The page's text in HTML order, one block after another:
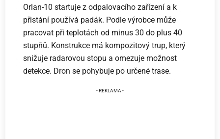
Orlan-10 startuje z odpalovacího zařízení a k
přistání používá padák. Podle výrobce může
pracovat při teplotách od minus 30 do plus 40
stupňů. Konstrukce má kompozitový trup, který
snižuje radarovou stopu a omezuje možnost
detekce. Dron se pohybuje po určené trase.